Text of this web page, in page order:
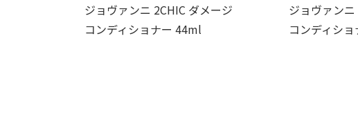
ジョヴァンニ 2CHIC ダメージ
コンディショナー 44ml
ジョヴァン
コンディシ